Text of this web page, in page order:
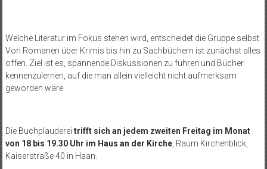
Welche Literatur im Fokus stehen wird, entscheidet die Gruppe selbst.
Von Romanen über Krimis bis hin zu Sachbüchern ist zunächst alles
offen. Ziel ist es, spannende Diskussionen zu führen und Bücher
kennenzulernen, auf die man allein vielleicht nicht aufmerksam
geworden wäre.
Die Buchplauderei trifft sich an jedem zweiten Freitag im Monat
von 18 bis 19.30 Uhr im Haus an der Kirche, Raum Kirchenblick,
Kaiserstraße 40 in Haan.